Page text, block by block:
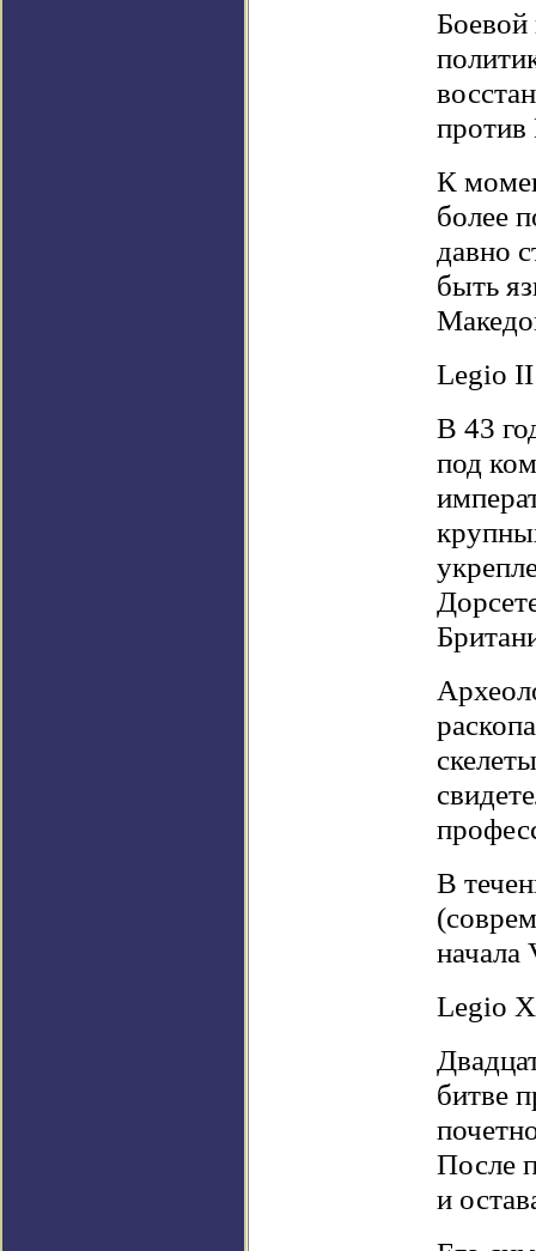
Боевой
К
более
давно
быть
Legio II
В 43
под
В
начала
Legio
битве
После
и